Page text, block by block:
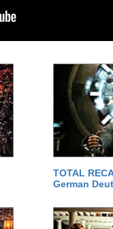
TOTAL
German